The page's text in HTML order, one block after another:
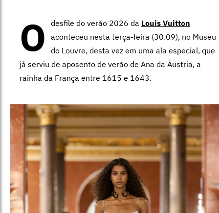
O desfile do verão 2026 da Louis Vuitton
aconteceu nesta terça-feira (30.09), no Museu
do Louvre, desta vez em uma ala especial, que
já serviu de aposento de verão de Ana da Áustria, a
rainha da França entre 1615 e 1643.